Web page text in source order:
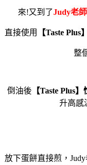
來!又到了Judy老
直接使用 【Taste Plus】
整
倒油後 【Taste Plus
升高感
放下蛋餅直接煎，